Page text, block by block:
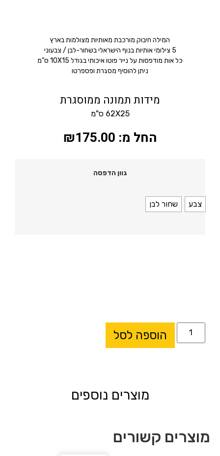
המילה חיבוק מורכבת מאותיות מצולמות בארץ
5 צילומי אותיות בנוף הישראלי בשחור-לבן / צבעוני
כל אות מודפסות על נייר פוטו איכותי בגודל 10X15 ס"מ
ניתן להוסיף מסגרת ופספרטו
מידות תמונה ממוסגרת
62X25 ס"מ
החל מ: ₪175.00
גוון הדפסה
צבע שחור לבן
הוספה לסל
מוצרים נוספים
מוצרים קשורים